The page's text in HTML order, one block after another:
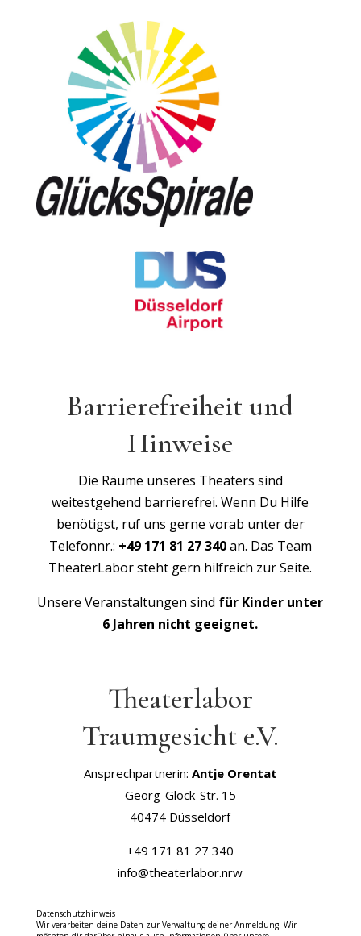
Barrierefreiheit und
Hinweise
Die Räume unseres Theaters sind
weitestgehend barrierefrei. Wenn Du Hilfe
benötigst, ruf uns gerne vorab unter der
Telefonnr.: +49 171 81 27 340an. Das Team
TheaterLabor steht gern hilfreich zur Seite.
Unsere Veranstaltungen sind für Kinder unter
6 Jahren nicht geeignet.
Theaterlabor
Traumgesicht e.V.
Ansprechpartnerin: Antje Orentat
Georg-Glock-Str. 15
40474 Düsseldorf
+49 171 81 27 340
info@theaterlabor.nrw
Datenschutzhinweis
Wir verarbeiten deine Daten zur Verwaltung deiner Anmeldung. Wir